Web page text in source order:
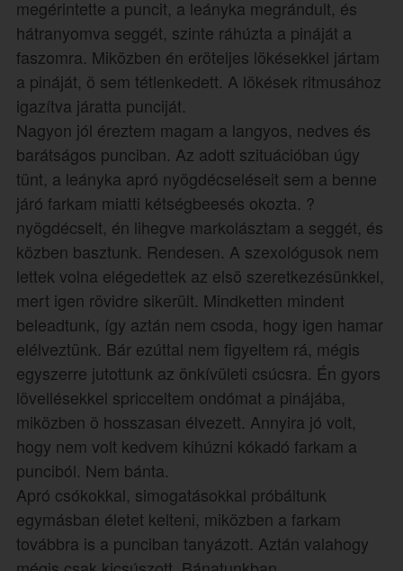
megérintette a puncit, a leányka megrándult, és
hátranyomva seggét, szinte ráhúzta a pináját a
faszomra. Miközben én eröteljes lökésekkel jártam
a pináját, ö sem tétlenkedett. A lökések ritmusához
igazítva járatta punciját.
Nagyon jól éreztem magam a langyos, nedves és
barátságos punciban. Az adott szituációban úgy
tünt, a leányka apró nyögdécseléseit sem a benne
járó farkam miatti kétségbeesés okozta. ?
nyögdécselt, én lihegve markolásztam a seggét, és
közben basztunk. Rendesen. A szexológusok nem
lettek volna elégedettek az elsö szeretkezésünkkel,
mert igen rövidre sikerült. Mindketten mindent
beleadtunk, így aztán nem csoda, hogy igen hamar
elélveztünk. Bár ezúttal nem figyeltem rá, mégis
egyszerre jutottunk az önkívületi csúcsra. Én gyors
lövellésekkel spricceltem ondómat a pinájába,
miközben ö hosszasan élvezett. Annyira jó volt,
hogy nem volt kedvem kihúzni kókadó farkam a
punciból. Nem bánta.
Apró csókokkal, simogatásokkal próbáltunk
egymásban életet kelteni, miközben a farkam
továbbra is a punciban tanyázott. Aztán valahogy